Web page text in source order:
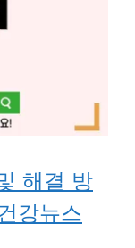
해결 방
강뉴스